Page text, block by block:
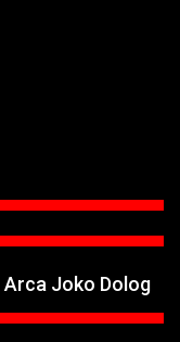
Arca Joko Dolog